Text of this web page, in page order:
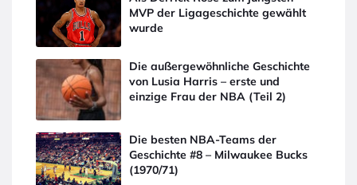
MVP der Ligageschichte gewählt
wurde
Die außergewöhnliche Geschichte
von Lusia Harris – erste und
einzige Frau der NBA (Teil 2)
Die besten NBA-Teams der
Geschichte #8 – Milwaukee Bucks
(1970/71)